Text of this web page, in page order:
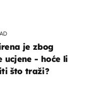
je zbog
ucjene - hoće li
što traži?